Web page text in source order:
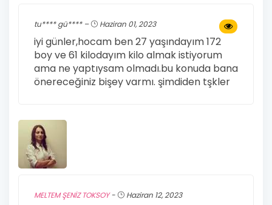
tu**** gü**** – Haziran 01, 2023
iyi günler,hocam ben 27 yaşındayım 172
boy ve 61 kilodayım kilo almak istiyorum
ama ne yaptıysam olmadı.bu konuda bana
önereceğiniz bişey varmı. şimdiden tşkler
MELTEM ŞENİZ TOKSOY- Haziran 12, 2023